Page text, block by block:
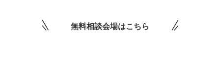
無料相談会場はこちら